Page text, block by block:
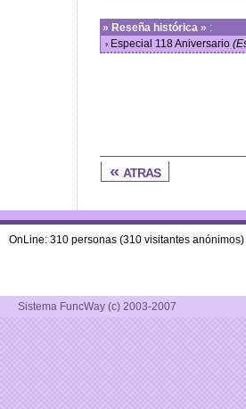
» Reseña histórica » :
› Especial 118 Aniversario
« atras
OnLine: 310 personas (310 visitantes anónimos)
Sistema FuncWay (c) 2003-2007